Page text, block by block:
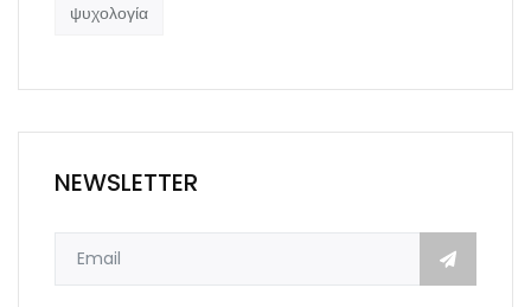
ψυχολογία
NEWSLETTER